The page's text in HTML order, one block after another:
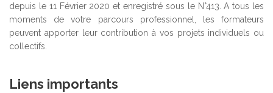
depuis le 11 Février 2020 et enregistré sous le N°413. A tous les
moments de votre parcours professionnel, les formateurs
peuvent apporter leur contribution à vos projets individuels ou
collectifs.
Liens importants